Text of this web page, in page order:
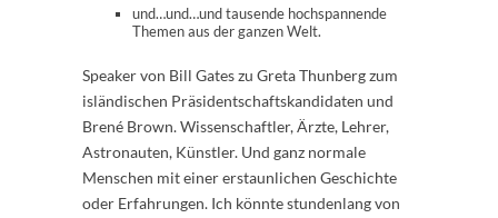
und…und…und tausende hochspannende
Themen aus der ganzen Welt.
Speaker von Bill Gates zu Greta Thunberg zum
isländischen Präsidentschaftskandidaten und
Brené Brown. Wissenschaftler, Ärzte, Lehrer,
Astronauten, Künstler. Und ganz normale
Menschen mit einer erstaunlichen Geschichte
oder Erfahrungen. Ich könnte stundenlang von